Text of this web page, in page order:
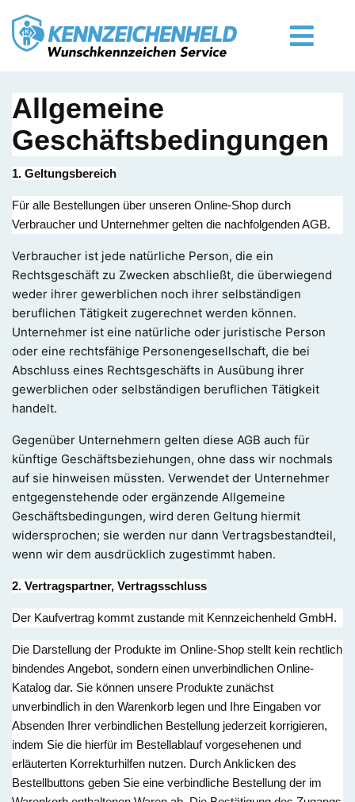
Allgemeine
Geschäftsbedingungen
1. Geltungsbereich
Für alle Bestellungen über unseren Online-Shop durch
Verbraucher und Unternehmer gelten die nachfolgenden AGB.
Verbraucher ist jede natürliche Person, die ein
Rechtsgeschäft zu Zwecken abschließt, die überwiegend
weder ihrer gewerblichen noch ihrer selbständigen
beruflichen Tätigkeit zugerechnet werden können.
Unternehmer ist eine natürliche oder juristische Person
oder eine rechtsfähige Personengesellschaft, die bei
Abschluss eines Rechtsgeschäfts in Ausübung ihrer
gewerblichen oder selbständigen beruflichen Tätigkeit
handelt.
Gegenüber Unternehmern gelten diese AGB auch für
künftige Geschäftsbeziehungen, ohne dass wir nochmals
auf sie hinweisen müssten. Verwendet der Unternehmer
entgegenstehende oder ergänzende Allgemeine
Geschäftsbedingungen, wird deren Geltung hiermit
widersprochen; sie werden nur dann Vertragsbestandteil,
wenn wir dem ausdrücklich zugestimmt haben.
2. Vertragspartner, Vertragsschluss
Der Kaufvertrag kommt zustande mit Kennzeichenheld GmbH.
Die Darstellung der Produkte im Online-Shop stellt kein rechtlich
bindendes Angebot, sondern einen unverbindlichen Online-
Katalog dar. Sie können unsere Produkte zunächst
unverbindlich in den Warenkorb legen und Ihre Eingaben vor
Absenden Ihrer verbindlichen Bestellung jederzeit korrigieren,
indem Sie die hierfür im Bestellablauf vorgesehenen und
erläuterten Korrekturhilfen nutzen. Durch Anklicken des
Bestellbuttons geben Sie eine verbindliche Bestellung der im